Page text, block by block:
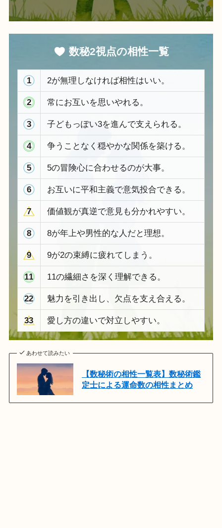
数秘2視点の相性一覧
1 2が無理しなければ相性はいい。
2 常にお互いを思いやれる。
3 子どもっぽい3を進んで支えられる。
4 争うことなく穏やかな関係を築ける。
5 5の冒険心に合わせるのが大事。
6 お互いに平和主義で意気投合できる。
7 価値観が真逆で意見も分かれやすい。
8 8が年上や男性的な人だと理想。
9 9が2の束縛に疲れてしまう。
11 11の繊細さを深く理解できる。
22 魅力を引き出し、欠点を支え合える。
33 愛し方の違いで対立しやすい。
あわせて読みたい
【数秘術の相性一覧表】数秘術鑑
定士による運命数の相性まとめ